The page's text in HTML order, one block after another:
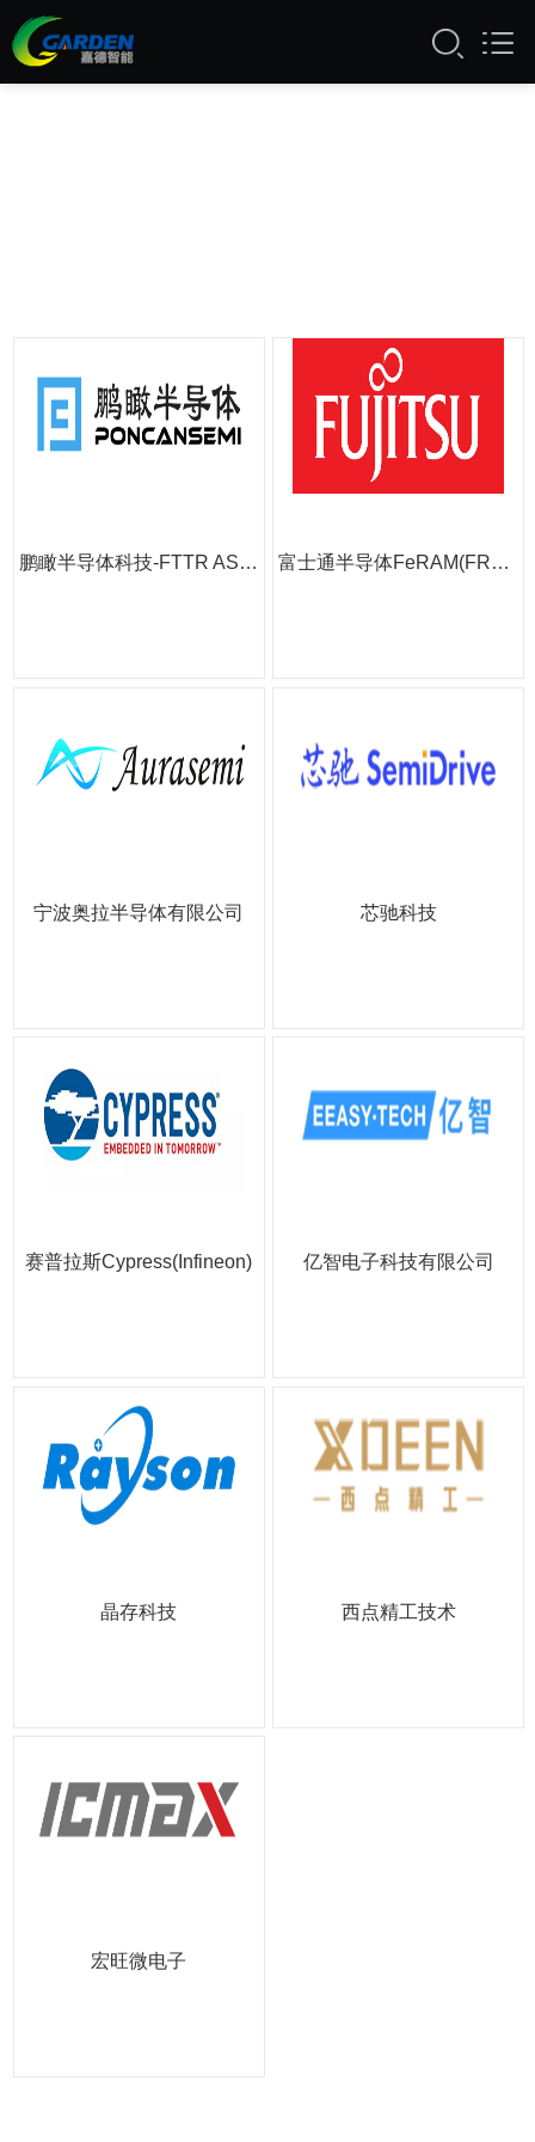
好色先生下载安装,好色先生香蕉视频,好色
先生下载地址,好色先生APP官网下载
鹏瞰半导体科技-FTTR ASIC解决... 富士通半导体FeRAM(FRAM)
宁波奥拉半导体有限公司 芯驰科技
赛普拉斯Cypress(Infineon) 亿智电子科技有限公司
晶存科技 西点精工技术
宏旺微电子